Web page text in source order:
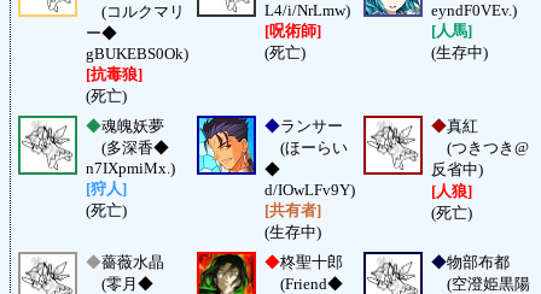
(コルクマリ
ー◆
gBUKEBS0Ok)
[抗毒狼]
(死亡)
L4/i/NrLmw)
[呪術師]
(死亡)
eyndF0VEv.)
[人馬]
(生存中)
◆魂魄妖夢
(多深香◆
n7IXpmiMx.)
[狩人]
(死亡)
◆ランサー
(ほーらい
◆
d/IOwLFv9Y)
[共有者]
(生存中)
◆真紅
(つきつき@
反省中)
[人狼]
(死亡)
◆薔薇水晶
(零月◆
◆柊聖十郎
(Friend◆
◆物部布都
(空澄姫黒陽